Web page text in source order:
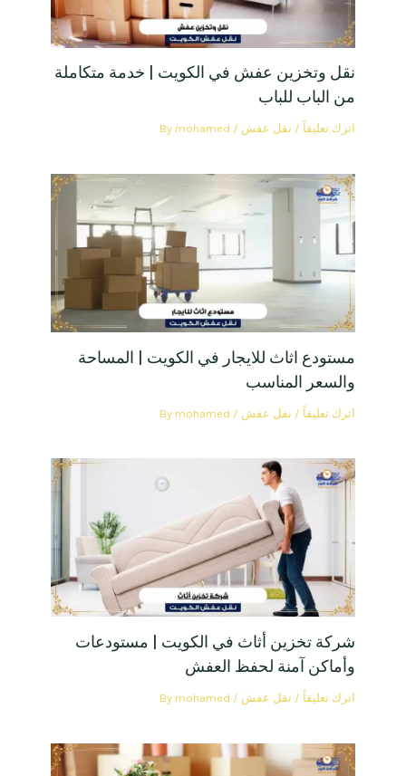
نقل وتخزين عفش في الكويت | خدمة متكاملة
من الباب للباب
اترك تعليقاً /نقل عفش/ By
mohamed
مستودع اثاث للايجار في الكويت | المساحة
والسعر المناسب
اترك تعليقاً /نقل عفش/ By
mohamed
شركة تخزين أثاث في الكويت | مستودعات
وأماكن آمنة لحفظ العفش
اترك تعليقاً /نقل عفش/ By
mohamed